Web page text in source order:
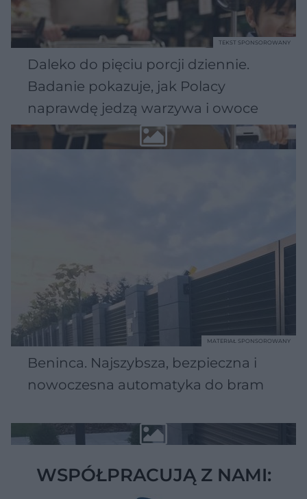
Daleko do pięciu porcji dziennie.
Badanie pokazuje, jak Polacy
naprawdę jedzą warzywa i owoce
TEKST SPONSOROWANY
Beninca. Najszybsza, bezpieczna i
nowoczesna automatyka do bram
MATERIAŁ SPONSOROWANY
WSPÓŁPRACUJĄ Z NAMI: